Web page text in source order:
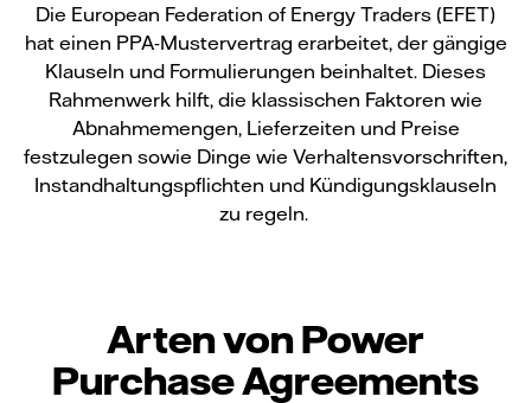
Die European Federation of Energy Traders (EFET)
hat einen PPA-Mustervertrag erarbeitet, der gängige
Klauseln und Formulierungen beinhaltet. Dieses
Rahmenwerk hilft, die klassischen Faktoren wie
Abnahmemengen, Lieferzeiten und Preise
festzulegen sowie Dinge wie Verhaltensvorschriften,
Instandhaltungspflichten und Kündigungsklauseln
zu regeln.
Arten von Power
Purchase Agreements